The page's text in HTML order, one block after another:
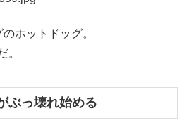
ホットドッグ。
。
っ壊れ始める